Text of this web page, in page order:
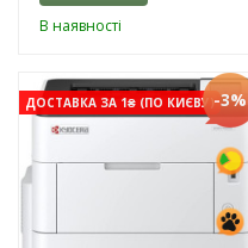
В наявності
ДОСТАВКА ЗА 1₴ (ПО КИЄВУ)-3%